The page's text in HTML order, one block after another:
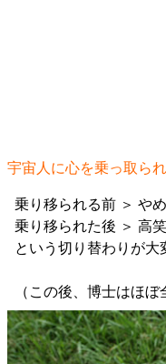
宇宙人に心を乗っ取ら
乗り移られる前 ＞ や
乗り移られた後 ＞ 高
という切り替わりが大
（この後、博士はほぼ